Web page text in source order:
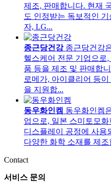
제조, 판매합니다. 현재
도 인정받는 독보적인
자, LG...
종근당건강 종근당건강
헬스케어 전문 기업으로
품 등을 제조 및 판매합
로메가, 아이클리어 등
을 지원합...
동우화인켐 동우화인켐
업으로, 일본 스미토모
디스플레이 공정에 사용
다양한 화학 소재를 제조
Contact
서비스 문의